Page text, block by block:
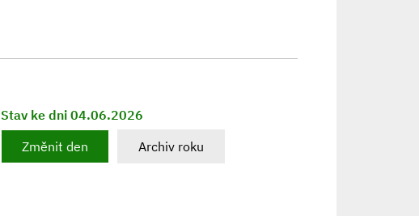
Stav ke dni 04.06.2026
Změnit den
Archiv roku